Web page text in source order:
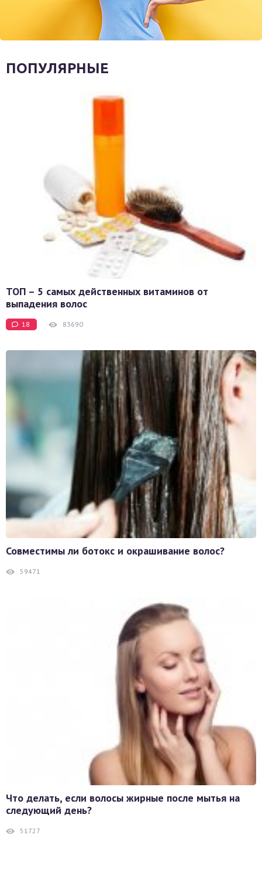
ПОПУЛЯРНЫЕ
ТОП – 5 самых действенных витаминов от
выпадения волос
18 83690
Совместимы ли ботокс и окрашивание волос?
59471
Что делать, если волосы жирные после мытья на
следующий день?
51727